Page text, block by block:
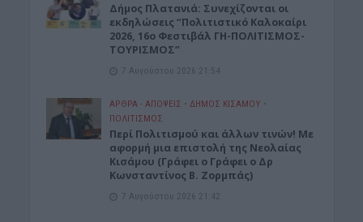
Δήμος Πλατανιά: Συνεχίζονται οι
εκδηλώσεις “Πολιτιστικό Καλοκαίρι
2026, 16ο Φεστιβάλ ΓΗ-ΠΟΛΙΤΙΣΜΟΣ-
ΤΟΥΡΙΣΜΟΣ”
7 Αυγούστου 2026 21:54
ΑΡΘΡΑ - ΑΠΟΨΕΙΣ • ΔΉΜΟΣ ΚΙΣΆΜΟΥ •
ΠΟΛΙΤΙΣΜΟΣ
Περί Πολιτισμού και άλλων τινών! Mε
αφορμή μια επιστολή της Νεολαίας
Κισάμου (Γράφει ο Γράφει ο Δρ
Κωνσταντίνος Β. Ζορμπάς)
7 Αυγούστου 2026 21:42